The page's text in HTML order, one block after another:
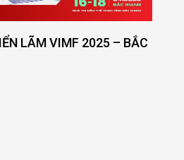
VIMF 2025 – BẮC